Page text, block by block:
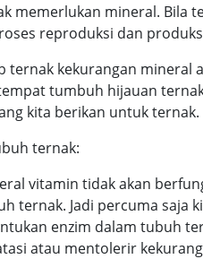
memerlukan mineral. Bila
reproduksi dan
ternak kekurangan mineral
tumbuh hijauan
kita berikan untuk ternak.
ternak:
vitamin tidak akan
ternak. Jadi percuma saja
enzim dalam tubuh
atau mentolerir